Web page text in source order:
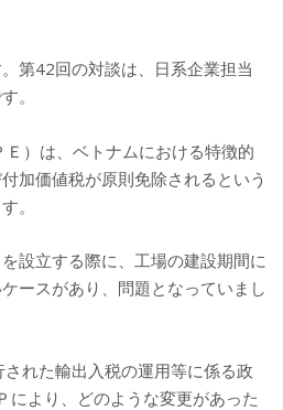
第42回の対談は、日系企業担当
。
）は、ベトナムにおける特徴的
加価値税が原則免除されるという
。
設立する際に、工場の建設期間に
ースがあり、問題となっていまし
れた輸出入税の運用等に係る政
により、どのような変更があった